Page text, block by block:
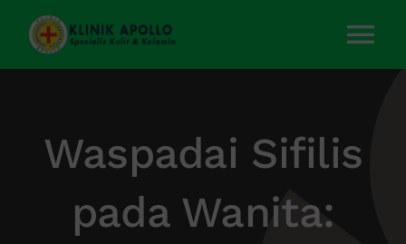
Skip
content
Layanan Kami
Tentang Kami
Waspadai Sifilis
pada Wanita: